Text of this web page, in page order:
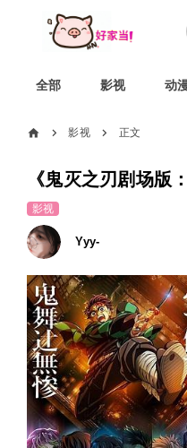
全部 影视 动
home chevron_right 影视 chevron_right 正文
《鬼灭之刃剧场版
影视
Yyy-